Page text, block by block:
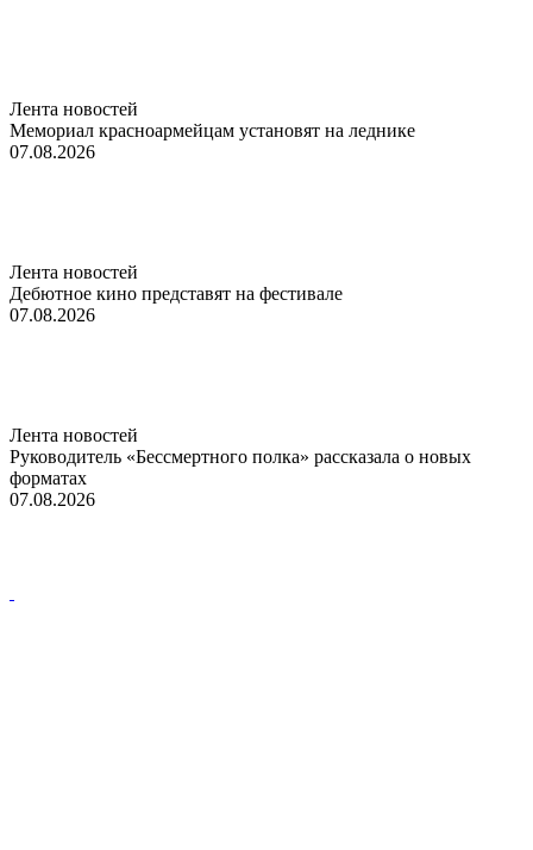
Лента новостей
Мемориал красноармейцам установят на леднике
07.08.2026
Лента новостей
Дебютное кино представят на фестивале
07.08.2026
Лента новостей
Руководитель «Бессмертного полка» рассказала о новых
форматах
07.08.2026